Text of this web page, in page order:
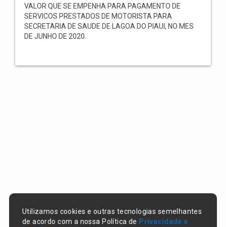
VALOR QUE SE EMPENHA PARA PAGAMENTO DE
SERVICOS PRESTADOS DE MOTORISTA PARA
SECRETARIA DE SAUDE DE LAGOA DO PIAUI, NO MES
DE JUNHO DE 2020.
Utilizamos cookies e outras tecnologias semelhantes
de acordo com a nossa Política de Privacidade e